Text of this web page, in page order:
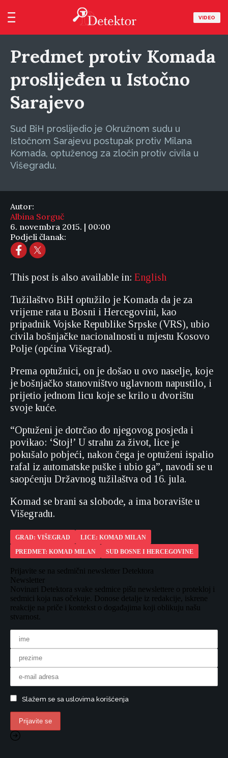
VIDEO
Predmet protiv Komada
proslijeđen u Istočno
Sarajevo
Sud BiH proslijedio je Okružnom sudu u
Istočnom Sarajevu postupak protiv Milana
Komada, optuženog za zločin protiv civila u
Višegradu.
Autor:
Albina Sorguč
6. novembra 2015. | 00:00
Podjeli članak:
This post is also available in: English
Tužilaštvo BiH optužilo je Komada da je za
vrijeme rata u Bosni i Hercegovini, kao
pripadnik Vojske Republike Srpske (VRS), ubio
civila bošnjačke nacionalnosti u mjestu Kosovo
Polje (općina Višegrad).
Prema optužnici, on je došao u ovo naselje, koje
je bošnjačko stanovništvo uglavnom napustilo, i
prijetio jednom licu koje se krilo u dvorištu
svoje kuće.
“Optuženi je dotrčao do njegovog posjeda i
povikao: ‘Stoj!’ U strahu za život, lice je
pokušalo pobjeći, nakon čega je optuženi ispalio
rafal iz automatske puške i ubio ga”, navodi se u
saopćenju Državnog tužilaštva od 16. jula.
Komad se brani sa slobode, a ima boravište u
Višegradu.
GRAD: VIŠEGRAD
LICE: KOMAD MILAN
PREDMET: KOMAD MILAN
SUD BOSNE I HERCEGOVINE
Prijavite se na sedmični newsletter Detektora
Newsletter
Novinari Detektora svake sedmice pišu newslettere o protekloj i
sedmici koja nas očekuje. Donose detalje iz redakcije, iskrene
reakcije na priče i kontekst o događajima koji oblikuju našu
stvarnost.
Slažem se sa uslovima korišćenja